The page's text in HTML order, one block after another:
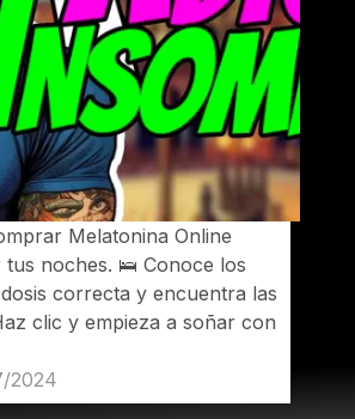
Melatonina Online
noches. 🛌 Conoce los
correcta y encuentra las
clic y empieza a soñar con
2024